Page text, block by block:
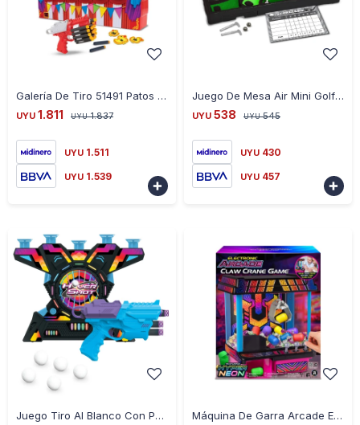
Galería De Tiro 51491 Patos Electrónica Estilo Feria Ub
UYU 1.811 UYU 1.837
UYU 1.511
UYU 1.539

Juego De Mesa Air Mini Golf Con Ventilación Eléctrica Ub - VADER
UYU 538 UYU 545
UYU 430
UYU 457

Juego Tiro Al Blanco Con Pelotas Con Pistola Incluida Ub Máquina De Garra Arcade Electrónica Con Temporizador Ub - LILA